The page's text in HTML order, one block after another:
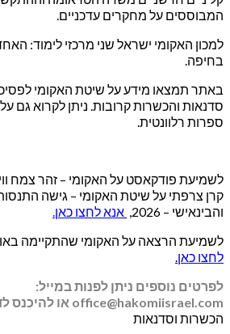
המבוססים על מחקרים עדכניים.
למכון האקומי ישראל שני מרכזי לימוד:
בחיפה.
באתר תמצאו מידע על שיטת האקומי
סדנאות והכשרות קרובות. ניתן לקרוא גם על
ספרות רלוונטית.
לשמיעת פודקאסט על האקומי – זהר צמח
קרן צרפתי על שיטת האקומי – גישה
והבינאישי – 2026,
אנא לחצו כאן.
לשמיעת הרצאה על האקומי שהתקיימה
לחצו כאן
לפרטים נוספים ניתן לפנות במייל:
office@hakomiisrael.com או להיכנס
הכשרות וסדנאות